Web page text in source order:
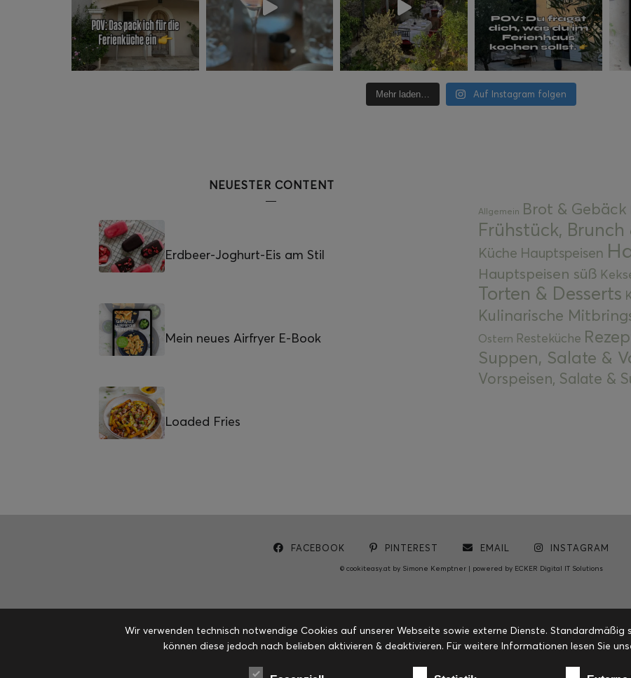
Mehr laden… Auf Instagram folgen
NEUESTER CONTENT
Erdbeer-Joghurt-Eis am Stil
Mein neues Airfryer E-Book
Loaded Fries
Allgemein Brot & Gebäck
Frühstück, Brunch
Küche Hauptspeisen
Hauptspeisen süß
Torten & Desserts
Kulinarische
Ostern Resteküche
Suppen, Salate &
Vorspeisen, Salate &
FACEBOOK PINTEREST EMAIL INSTAGRAM
© cookiteasy.at by Simone Kemptner | powered by ECKER Digital IT Solutions
Wir verwenden technisch notwendige Cookies auf unserer Webseite sowie externe Dienste. Standardmäßig
können diese jedoch nach belieben aktivieren & deaktivieren. Für weitere Informationen lesen Sie